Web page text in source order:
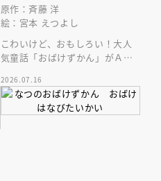
原作：斉藤 洋
絵：宮本 えつよし
こわいけど、おもしろい！大人
気童話「おばけずかん」がＡＲ
2026.07.16